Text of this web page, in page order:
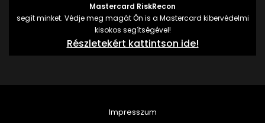
Mastercard RiskRecon
segít minket. Védje meg magát Ön is a Mastercard kibervédelmi
kisokos segítségével!
Részletekért kattintson ide!
Impresszum